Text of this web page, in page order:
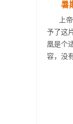
暑
上
予了这
凰是个
容，没